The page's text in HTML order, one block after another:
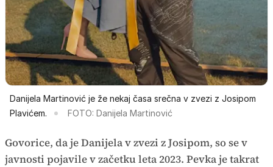
Danijela Martinović je že nekaj časa srečna v zvezi z Josipom
Plavićem.
FOTO: Danijela Martinović
Govorice, da je Danijela v zvezi z Josipom, so se v
javnosti pojavile v začetku leta 2023. Pevka je takrat